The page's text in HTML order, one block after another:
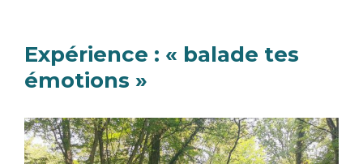
Expérience : « balade tes
émotions »